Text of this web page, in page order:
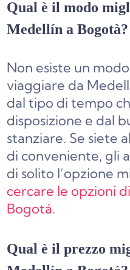
Qual è il modo
Medellín a Bogotà?
Non esiste un
viaggiare da
dal tipo di tempo
disposizione e dal
stanziare. Se siete
di conveniente, gli
di solito l’opzione
cercare le opzioni
Bogotá.
Qual è il prezzo